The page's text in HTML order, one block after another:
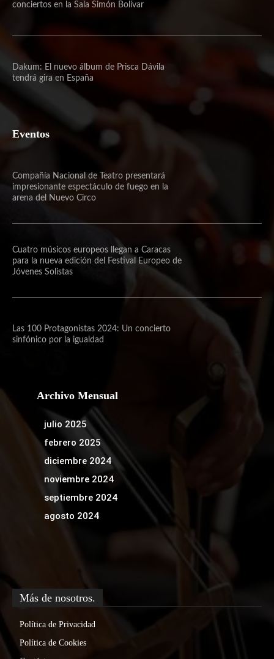
conciertos en la Sala Simón Bolívar
Dakum: El nuevo álbum de Prisca Dávila
tendrá gira en España
Eventos
Compañía Nacional de Teatro presentará
impresionante espectáculo de fuego en la
arena del Nuevo Circo
Cuatro músicos europeos llegan a Caracas
para la nueva edición del Festival Europeo de
Jóvenes Solistas
Las 100 Protagonistas 2024: Un concierto
sinfónico por la igualdad
Archivo Mensual
julio 2025
febrero 2025
diciembre 2024
noviembre 2024
septiembre 2024
agosto 2024
Más de nosotros.
Política de Privacidad
Política de Cookies